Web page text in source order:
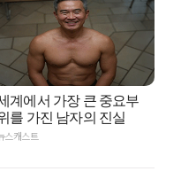
계에서 가장 큰 중요부
를 가진 남자의 진실
스캐스트